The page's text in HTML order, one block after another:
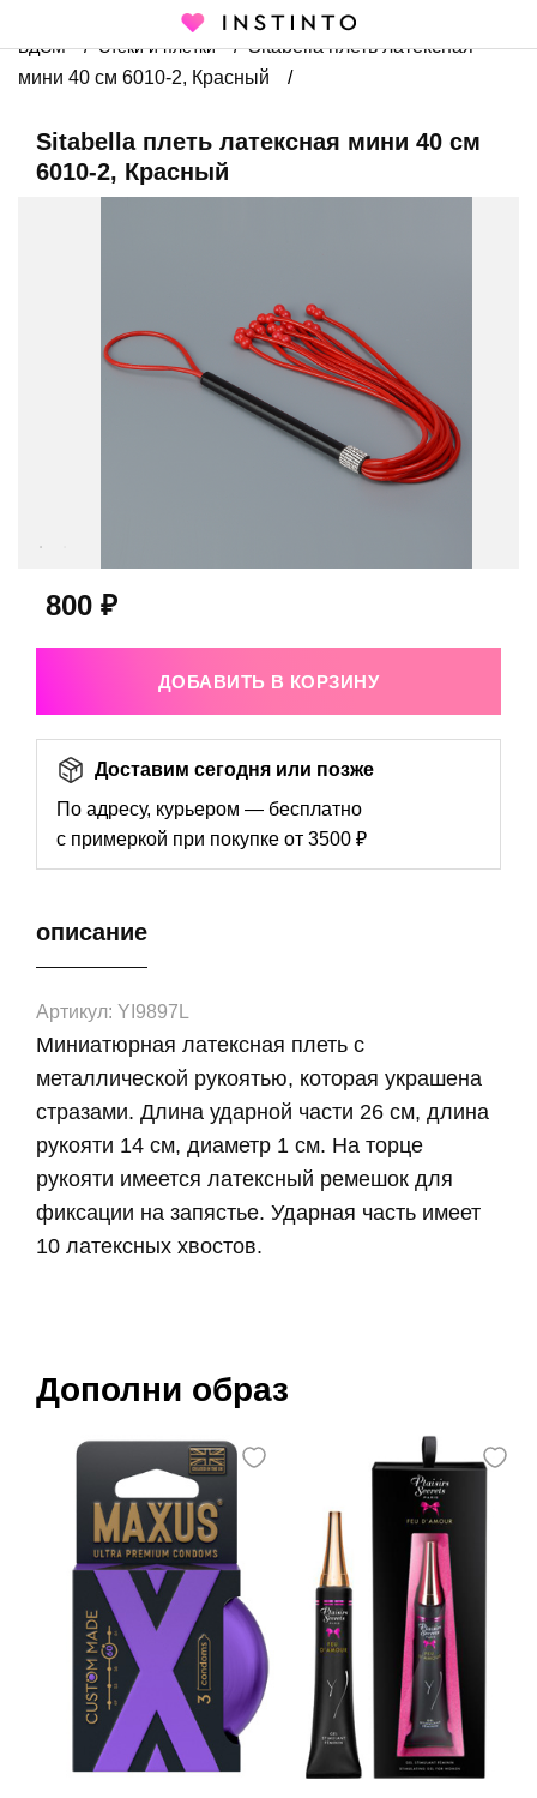
Каталог
Товары для взрослых
БДСМ
Стеки и плетки
Sitabella плеть латексная
мини 40 см 6010-2, Красный
Sitabella плеть латексная мини 40 см
6010-2, Красный
800 ₽
ДОБАВИТЬ В КОРЗИНУ
Доставим сегодня или позже
По адресу, курьером — бесплатно
с примеркой при покупке от 3500 ₽
описание
Артикул: YI9897L
Миниатюрная латексная плеть с
металлической рукоятью, которая украшена
стразами. Длина ударной части 26 см, длина
рукояти 14 см, диаметр 1 см. На торце
рукояти имеется латексный ремешок для
фиксации на запястье. Ударная часть имеет
10 латексных хвостов.
Дополни образ